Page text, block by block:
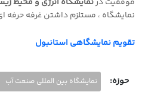
نمایشگاه ، مستلزم داشتن غرفه حرفه
تقویم نمایشگاهی استانبول
حوزه: نمایشگاه بین المللی صنعت آب